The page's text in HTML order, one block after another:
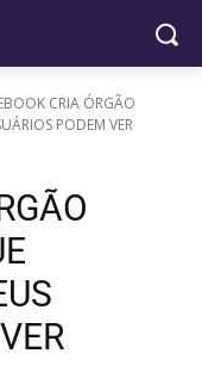
CRIA ÓRGÃO
PODEM VER